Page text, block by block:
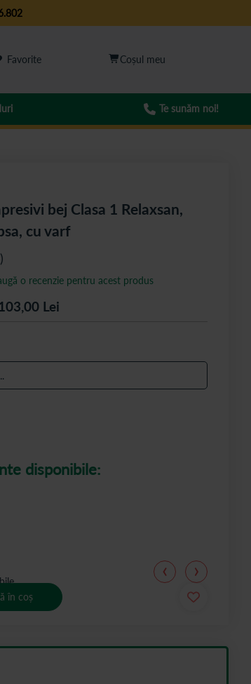
Favorite
Te sunăm noi!
bej Clasa 1 Relaxsan,
cu varf
o recenzie pentru acest produs
Lei
disponibile:
în coș